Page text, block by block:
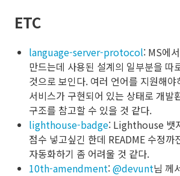
ETC
language-server-protocol: MS에
만드는데 사용된 설계의 일부분을 따
것으로 보인다. 여러 언어를 지원해야
서비스가 구현되어 있는 상태로 개발
구조를 참고할 수 있을 것 같다.
lighthouse-badge: Lighthouse 뱃
점수 넣고싶긴 한데 README 수정까
자동화하기 좀 어려울 것 같다.
10th-amendment:@devunt님 께